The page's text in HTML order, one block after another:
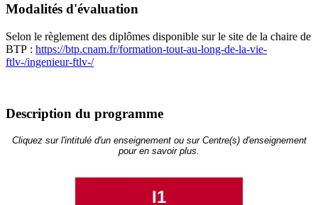
Modalités d'évaluation
Selon le règlement des diplômes disponible sur le site de la chaire de
BTP : https://btp.cnam.fr/formation-tout-au-long-de-la-vie-
ftlv-/ingenieur-ftlv-/
Description du programme
Cliquez sur l'intitulé d'un enseignement ou sur Centre(s) d'enseignement
pour en savoir plus.
I1